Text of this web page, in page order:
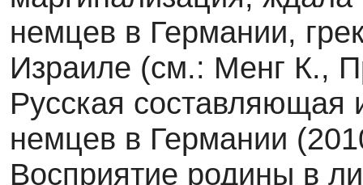
немцев в Германии,
Израиле (см.: Менг К.,
Русская составляющая
немцев в Германии
Восприятие родины в